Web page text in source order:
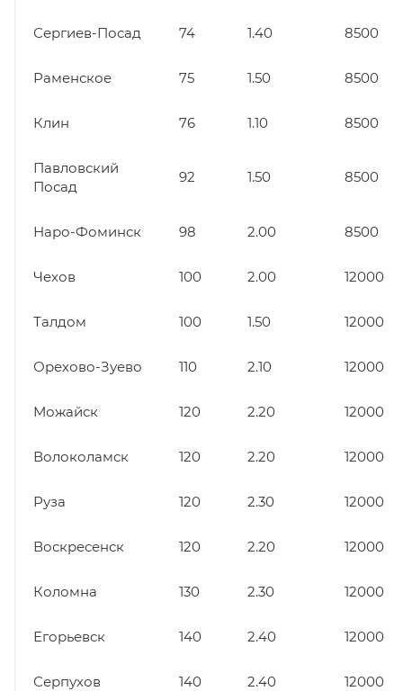
Сергиев-Посад 74 1.40 8500
Раменское 75 1.50 8500
Клин 76 1.10 8500
Павловский
Посад
92 1.50 8500
Наро-Фоминск 98 2.00 8500
Чехов 100 2.00 12000
Талдом 100 1.50 12000
Орехово-Зуево 110 2.10 12000
Можайск 120 2.20 12000
Волоколамск 120 2.20 12000
Руза 120 2.30 12000
Воскресенск 120 2.20 12000
Коломна 130 2.30 12000
Егорьевск 140 2.40 12000
Серпухов 140 2.40 12000